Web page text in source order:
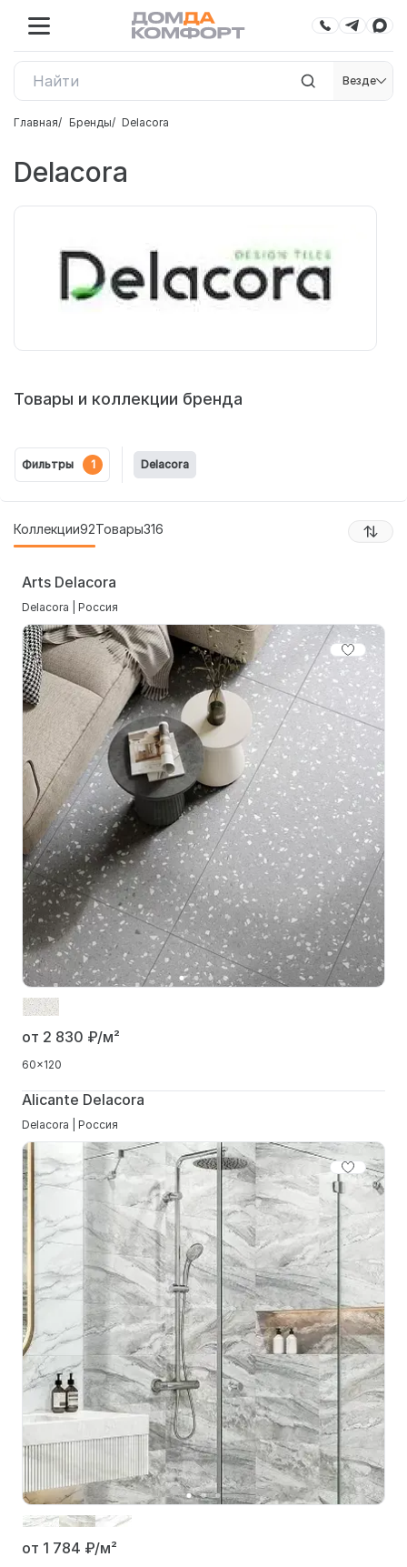
Везде
Главная Бренды Delacora
Delacora
Товары и коллекции бренда
Фильтры 1 Delacora
Коллекции92Товары316
Arts Delacora
Delacora | Россия
от 2 830 ₽/м²
60x120
Alicante Delacora
Delacora | Россия
от 1 784 ₽/м²